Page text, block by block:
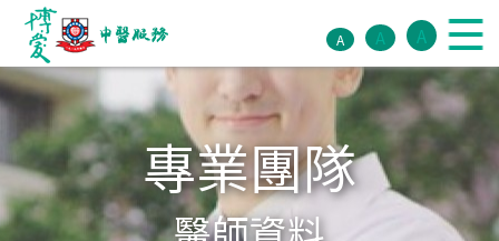
A A A
專業團隊